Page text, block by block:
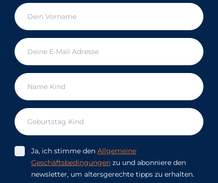
Ja, ich stimme den Allgemeine
Geschäftsbedingungen zu und abonniere den
newsletter, um altersgerechte tipps zu erhalten.